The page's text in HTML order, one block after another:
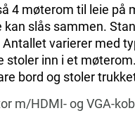
4 møterom til leie på
kan slås sammen.
Antallet varierer med
stoler inn i et
bord og stoler
m/HDMI- og VGA-